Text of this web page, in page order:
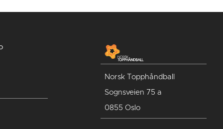
Norsk Topphåndball
Sognsveien 75 a
0855 Oslo